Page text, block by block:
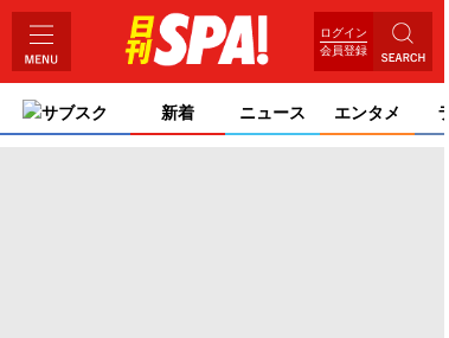
ログイン
会員登録
サブスク 新着 ニュース エンタメ